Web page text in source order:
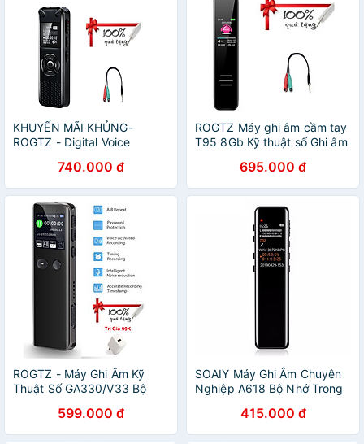
KHUYẾN MÃI KHỦNG-
ROGTZ - Digital Voice
giờ Lưu trữ 8GB Mic thu âm
đa hướng, giảm ồn Hỗ trợ
thẻ nhỡ lên tới 128Gb Kích
hoạt giọng nói Nghe nhạc
MP3 Pin 40h Nhỏ gọn, tiện
lợi Họp hành Phỏng vấn Bài
giảng Giá rẻ Hàng Chính
Hãng
740.000 đ
ROGTZ Máy ghi âm cầm tay
T95 8Gb Kỹ thuật số Ghi âm
lượng pin 230mAh Điều
khiển giọng nói Hẹn giờ ghi
âm Cổng USB 2.0 Thiết kế
sang trọng Bề mặt gương
2.5D Kích thước nhỏ gọn
Nhiều tính năng thông minh
Hàng Chính Hãng
695.000 đ
ROGTZ - Máy Ghi Âm Kỹ
Thuật Số GA330/V33 Bộ
280mAh 20h Loại bỏ tạp âm
Loa ngoài Hi-Fi Ghi âm rảnh
599.000 đ
SOAIY Máy Ghi Âm Chuyên
Nghiệp A618 Bộ Nhớ Trong
415.000 đ